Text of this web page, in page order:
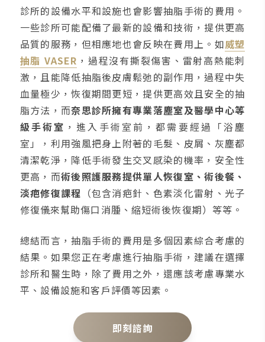
診所的設備水平和設施也會影響抽脂手術的費用。
一些診所可能配備了最新的設備和技術，提供更高
品質的服務，但相應地也會反映在費用上。如威塑
抽脂 VASER ，過程沒有撕裂傷害、雷射高熱能刺
激，且能降低抽脂後皮膚鬆弛的副作用，過程中失
血量極少，恢復期間更短，提供更高效且安全的抽
脂方法，而奈思診所擁有專業落塵室及醫學中心等
級手術室 ，進入手術室前，都需要經過「浴塵
室」，利用強風把身上附著的毛髮、皮屑、灰塵都
清潔乾淨，降低手術發生交叉感染的機率，安全性
更高，而術後照護服務提供單人恢復室、術後餐、
淡疤修復課程 （包含消疤針、色素淡化雷射、光子
修復儀來幫助傷口消腫、縮短術後恢復期）等等。
總結而言，抽脂手術的費用是多個因素綜合考慮的
結果。如果您正在考慮進行抽脂手術，建議在選擇
診所和醫生時，除了費用之外，還應該考慮專業水
平、設備設施和客戶評價等因素。
即刻諮詢